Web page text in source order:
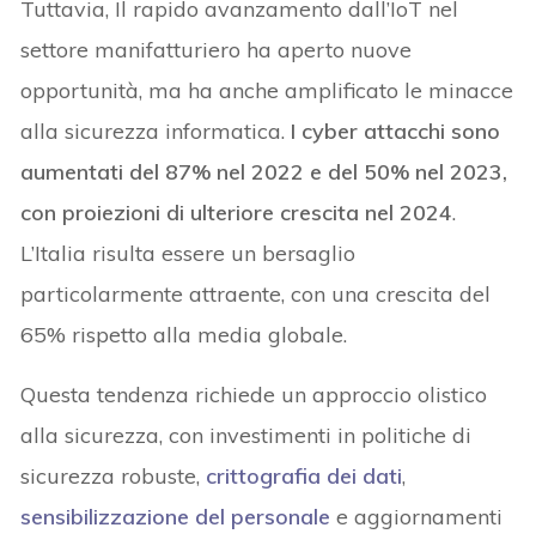
Tuttavia, Il rapido avanzamento dall’IoT nel
settore manifatturiero ha aperto nuove
opportunità, ma ha anche amplificato le minacce
alla sicurezza informatica. I cyber attacchi sono
aumentati del 87% nel 2022 e del 50% nel 2023,
con proiezioni di ulteriore crescita nel 2024.
L’Italia risulta essere un bersaglio
particolarmente attraente, con una crescita del
65% rispetto alla media globale.
Questa tendenza richiede un approccio olistico
alla sicurezza, con investimenti in politiche di
sicurezza robuste, crittografia dei dati,
sensibilizzazione del personale e aggiornamenti